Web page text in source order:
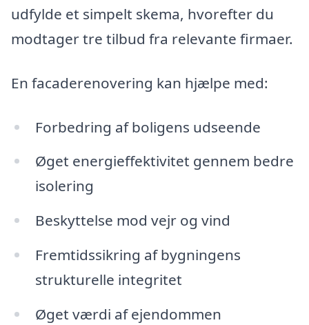
udfylde et simpelt skema, hvorefter du
modtager tre tilbud fra relevante firmaer.
En facaderenovering kan hjælpe med:
Forbedring af boligens udseende
Øget energieffektivitet gennem bedre
isolering
Beskyttelse mod vejr og vind
Fremtidssikring af bygningens
strukturelle integritet
Øget værdi af ejendommen